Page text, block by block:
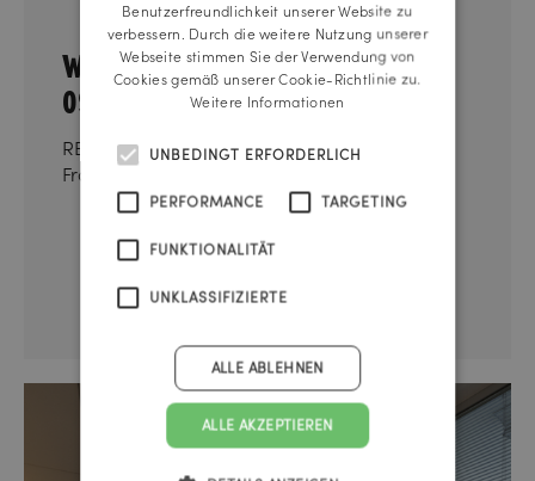
Wien, 10.09.2025
09:00 – 11:00
REICHLUNDPARTNER
Franz-Josefs-Kai 47, 1010 Wien
Benutzerfreundlichkeit unserer Website zu
verbessern. Durch die weitere Nutzung unserer
Webseite stimmen Sie der Verwendung von
Cookies gemäß unserer Cookie-Richtlinie zu.
Weitere Informationen
UNBEDINGT ERFORDERLICH
PERFORMANCE TARGETING
FUNKTIONALITÄT
UNKLASSIFIZIERTE
ALLE AKZEPTIEREN
ALLE ABLEHNEN